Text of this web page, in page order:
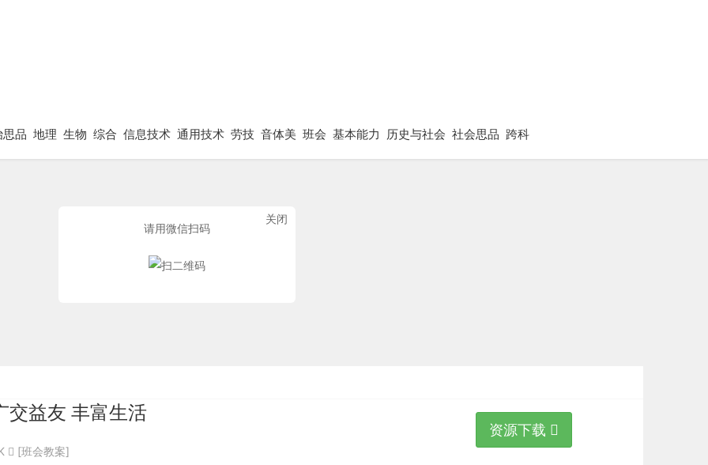
品 地理 生物 综合 信息技术 通用技术 劳技 音体美 班会 基本能力 历史与社会 社会思品 跨科
请用微信扫码
关闭
交益友 丰富生活
[班会教案]
资源下载